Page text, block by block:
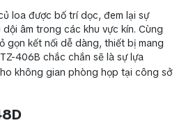
loa được bố trí dọc, đem lại sự
âm trong các khu vực kín. Cùng
gọn kết nối dễ dàng, thiết bị mang
406B chắc chắn sẽ là sự lựa
không gian phòng họp tại công sở